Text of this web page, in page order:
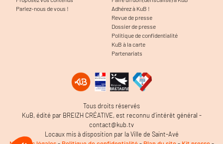
Parlez-nous de vous !
Adhérez à KuB !
Revue de presse
Dossier de presse
Politique de confidentialité
KuB à la carte
Partenariats
Tous droits réservés
KuB, édité par BREIZH CRÉATIVE, est reconnu d’intérêt général -
contact@kub.tv
Locaux mis à disposition par la Ville de Saint-Avé
à détecter d'éventuels problèmes. C'est OK pour vous ?
Consentements certifiés par